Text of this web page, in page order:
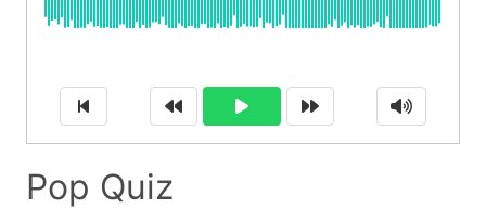
Pop Quiz